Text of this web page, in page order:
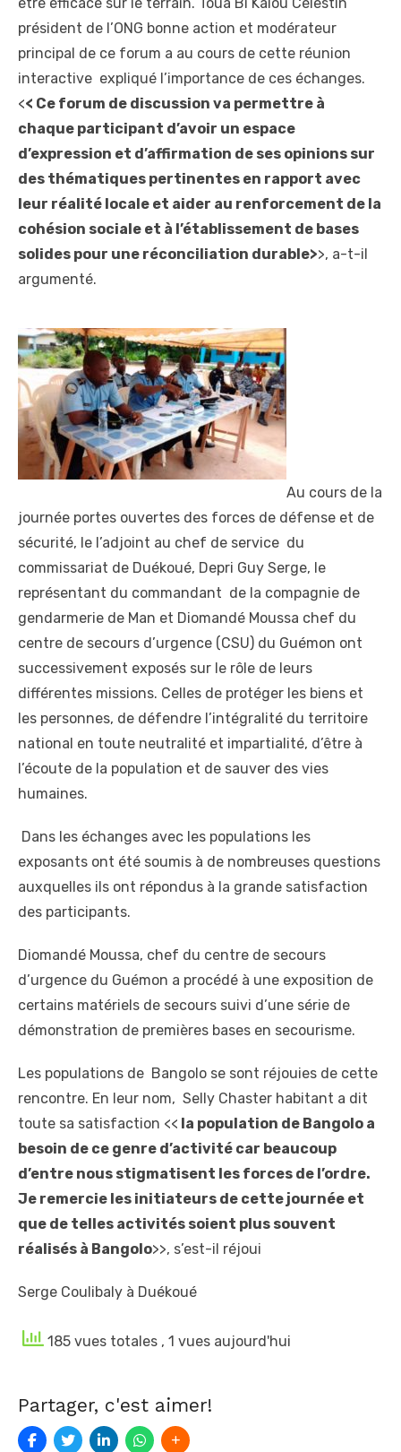
président de l’ONG bonne action et modérateur
principal de ce forum a au cours de cette réunion
interactive expliqué l’importance de ces échanges.
<< Ce forum de discussion va permettre à
chaque participant d’avoir un espace
d’expression et d’affirmation de ses opinions sur
des thématiques pertinentes en rapport avec
leur réalité locale et aider au renforcement de la
cohésion sociale et à l’établissement de bases
solides pour une réconciliation durable>>, a-t-il
argumenté.
Au cours de la
journée portes ouvertes des forces de défense et de
sécurité, le l’adjoint au chef de service du
commissariat de Duékoué, Depri Guy Serge, le
représentant du commandant de la compagnie de
gendarmerie de Man et Diomandé Moussa chef du
centre de secours d’urgence (CSU) du Guémon ont
successivement exposés sur le rôle de leurs
différentes missions. Celles de protéger les biens et
les personnes, de défendre l’intégralité du territoire
national en toute neutralité et impartialité, d’être à
l’écoute de la population et de sauver des vies
humaines.
Dans les échanges avec les populations les
exposants ont été soumis à de nombreuses questions
auxquelles ils ont répondus à la grande satisfaction
des participants.
Diomandé Moussa, chef du centre de secours
d’urgence du Guémon a procédé à une exposition de
certains matériels de secours suivi d’une série de
démonstration de premières bases en secourisme.
Les populations de Bangolo se sont réjouies de cette
rencontre. En leur nom, Selly Chaster habitant a dit
toute sa satisfaction << la population de Bangolo a
besoin de ce genre d’activité car beaucoup
d’entre nous stigmatisent les forces de l’ordre.
Je remercie les initiateurs de cette journée et
que de telles activités soient plus souvent
réalisés à Bangolo>>, s’est-il réjoui
Serge Coulibaly à Duékoué
185 vues totales , 1 vues aujourd'hui
Partager, c'est aimer!